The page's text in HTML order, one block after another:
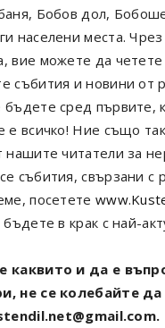
Бобов дол,
населени места.
вие можете да четете
събития и новини от
сред първите,
е всичко! Ние също
нашите читатели за
събития, свързани с
посетете
в крак с най-
каквито и да е
не се колебайте